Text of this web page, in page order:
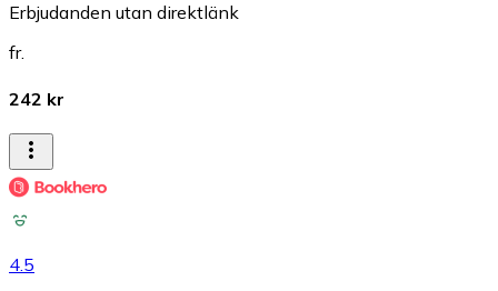
Erbjudanden utan direktlänk
fr.
242 kr
4.5